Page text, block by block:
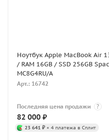
Ноутбук Apple MacBook Air 13 M3 (8-core CPU, 8-core
/ RAM 16GB / SSD 256GB
MC8G4RU/A
Арт.: 16742
Последняя цена продажи ?
82 000 ₽
23 641 ₽ × 4 платежа в Сплит